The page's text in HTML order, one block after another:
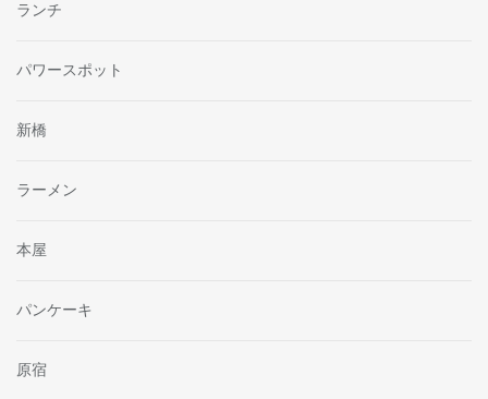
ランチ
パワースポット
新橋
ラーメン
本屋
パンケーキ
原宿